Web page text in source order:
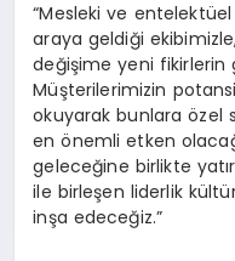
“Mesleki ve
araya geldiği
değişime yeni fikirlerin
Müşterilerimizin
okuyarak bunlara özel
en önemli etken
geleceğine birlikte
ile birleşen liderlik
inşa edeceğiz.”